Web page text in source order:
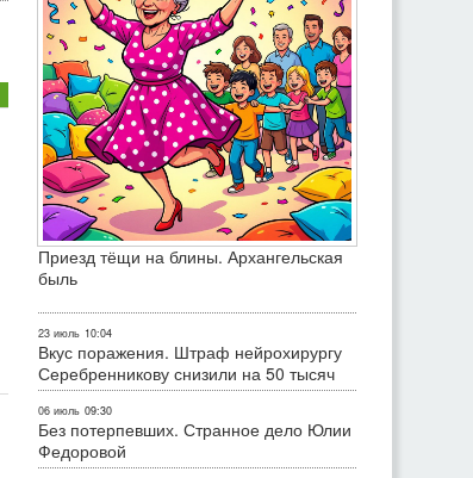
Приезд тёщи на блины. Архангельская
быль
23 июль 10:04
Вкус поражения. Штраф нейрохирургу
Серебренникову снизили на 50 тысяч
06 июль 09:30
Без потерпевших. Странное дело Юлии
Федоровой